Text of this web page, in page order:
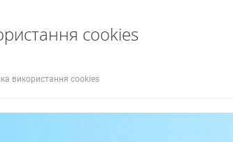
cookies
використання cookies